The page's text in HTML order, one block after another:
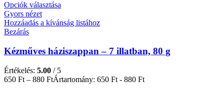
Opciók választása
Gyors nézet
Hozzáadás a kívánság listához
Bezárás
Kézműves háziszappan – 7 illatban, 80 g
Értékelés: 5.00 / 5
650 Ft – 880 FtÁrtartomány: 650 Ft - 880 Ft